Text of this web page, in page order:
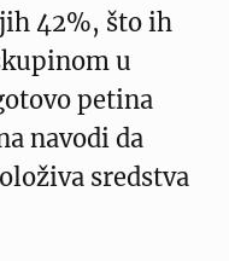
42%, što ih
u
petina
navodi da
sredstva